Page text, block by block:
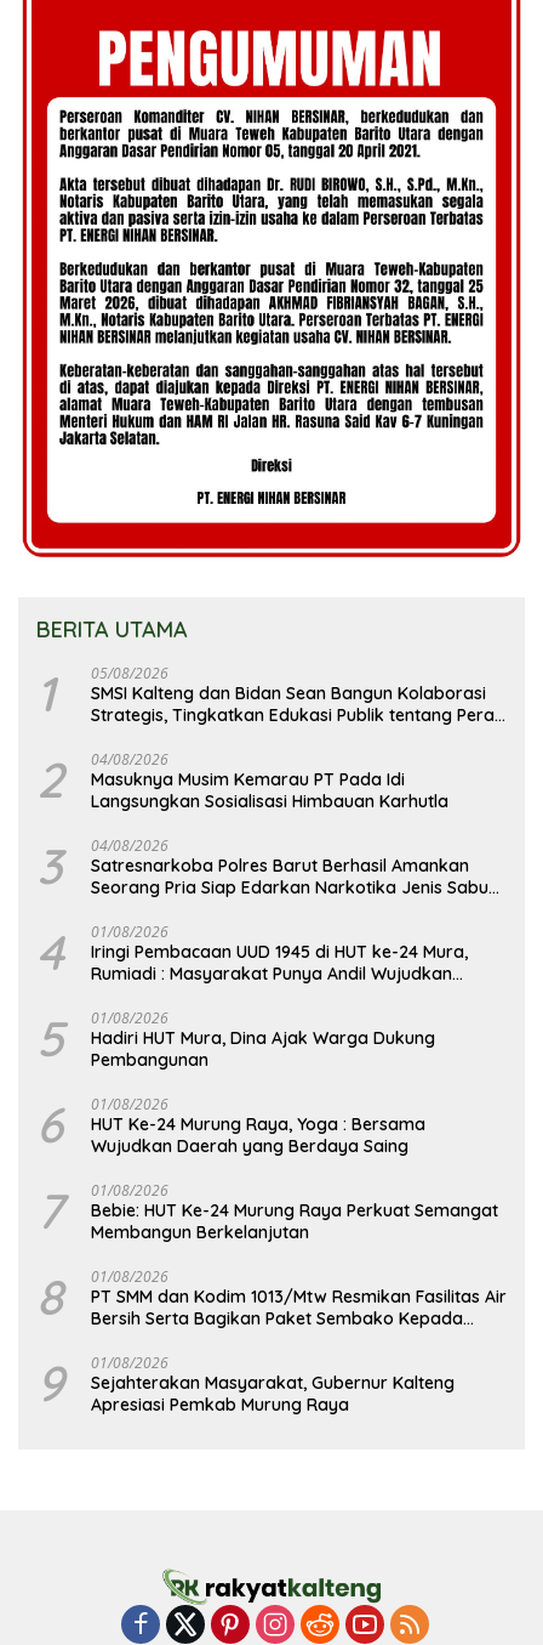
BERITA UTAMA
1 05/08/2026
SMSI Kalteng dan Bidan Sean Bangun Kolaborasi
Strategis, Tingkatkan Edukasi Publik tentang Peran
2 04/08/2026
Masuknya Musim Kemarau PT Pada Idi
Langsungkan Sosialisasi Himbauan Karhutla
3 04/08/2026
Satresnarkoba Polres Barut Berhasil Amankan
Seorang Pria Siap Edarkan Narkotika Jenis Sabu
4 01/08/2026
Iringi Pembacaan UUD 1945 di HUT ke-24 Mura,
Rumiadi : Masyarakat Punya Andil Wujudkan
5 01/08/2026
Hadiri HUT Mura, Dina Ajak Warga Dukung
Pembangunan
6 01/08/2026
HUT Ke-24 Murung Raya, Yoga : Bersama
Wujudkan Daerah yang Berdaya Saing
7 01/08/2026
Bebie: HUT Ke-24 Murung Raya Perkuat Semangat
Membangun Berkelanjutan
8 01/08/2026
PT SMM dan Kodim 1013/Mtw Resmikan Fasilitas Air
Bersih Serta Bagikan Paket Sembako Kepada
9 01/08/2026
Sejahterakan Masyarakat, Gubernur Kalteng
Apresiasi Pemkab Murung Raya